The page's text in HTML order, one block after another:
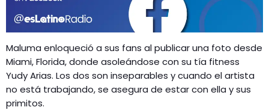
MÚSICA
ENTRETENIMIENTO
RADIO SPLENDID
CONTACTO
Maluma enloqueció a sus fans al publicar una foto desde
Miami, Florida, donde asoleándose con su tía fitness
Yudy Arias. Los dos son inseparables y cuando el artista
no está trabajando, se asegura de estar con ella y sus
primitos.